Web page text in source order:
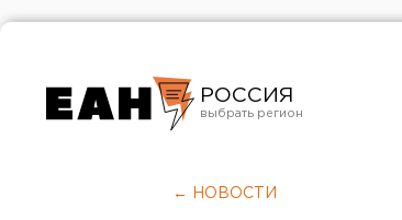
РОССИЯ
Челябинск
← НОВОСТИ